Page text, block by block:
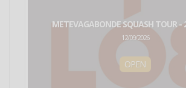
METEVAGABONDE SQUASH TOUR -
12/09/2026
OPEN